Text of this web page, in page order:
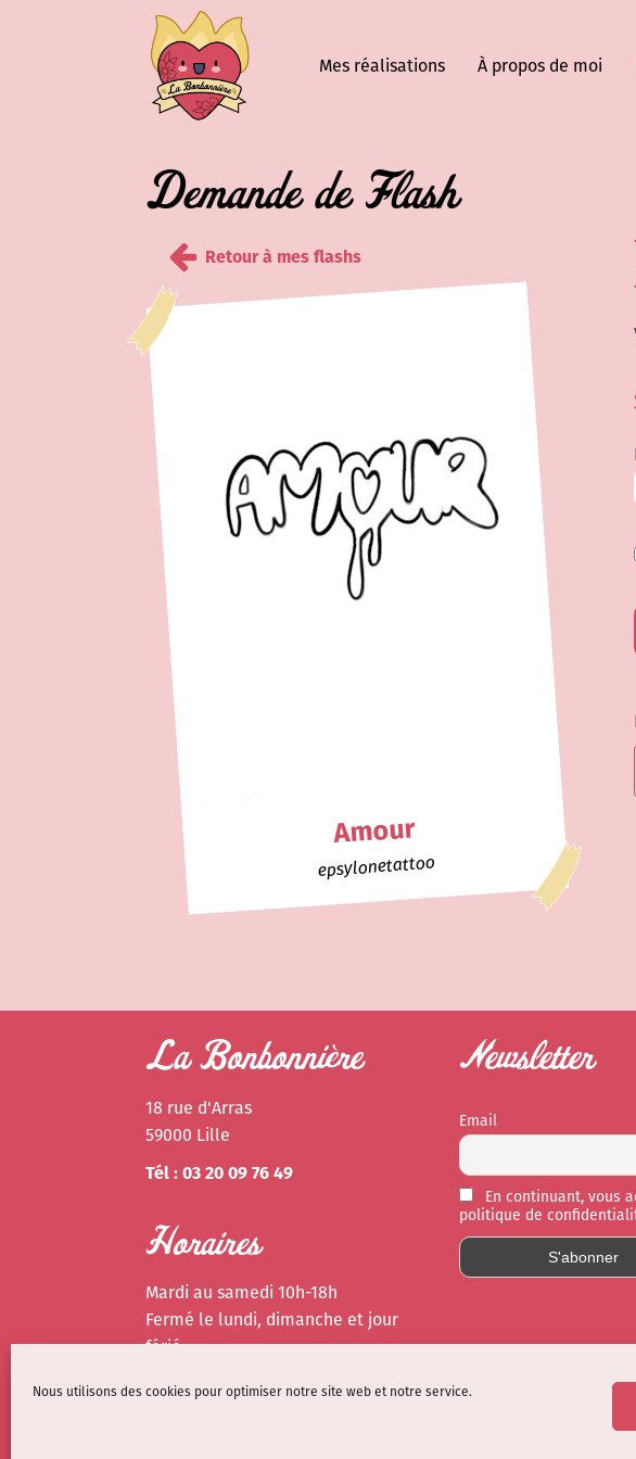
Nous utilisons des cookies pour optimiser notre site web et notre service.
Mes réalisations À propos de moi
Demande de Flash
Retour à mes flashs
Amour
epsylonetattoo
La Bonbonnière
18 rue d'Arras
59000 Lille
Tél : 03 20 09 76 49
Horaires
Mardi au samedi 10h-18h
Fermé le lundi, dimanche et jour
férié
Newsletter
Email
En continuant, vous
politique de